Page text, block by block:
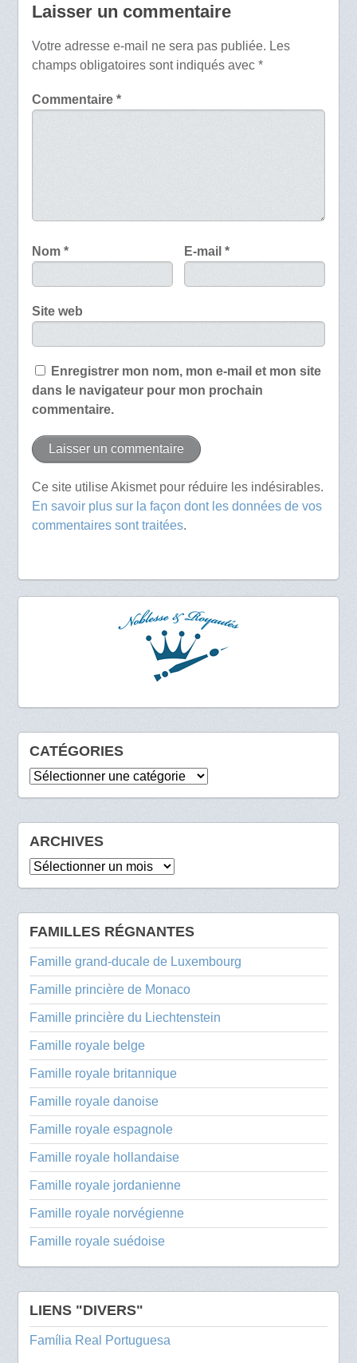
Laisser un commentaire
Votre adresse e-mail ne sera pas publiée. Les
champs obligatoires sont indiqués avec *
Commentaire *
Nom * E-mail*
Site web
Enregistrer mon nom, mon e-mail et mon site
dans le navigateur pour mon prochain
commentaire.
Ce site utilise Akismet pour réduire les indésirables.
En savoir plus sur la façon dont les données de vos
commentaires sont traitées.
CATÉGORIES
Catégories
ARCHIVES
Archives
FAMILLES RÉGNANTES
Famille grand-ducale de Luxembourg
Famille princière de Monaco
Famille princière du Liechtenstein
Famille royale belge
Famille royale britannique
Famille royale danoise
Famille royale espagnole
Famille royale hollandaise
Famille royale jordanienne
Famille royale norvégienne
Famille royale suédoise
LIENS "DIVERS"
Família Real Portuguesa